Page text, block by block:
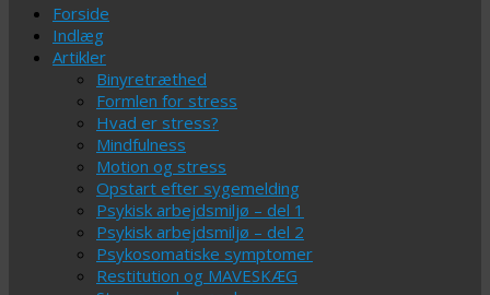
Videre
indhold
Forside
Indlæg
Artikler
Binyretræthed
Formlen for stress
Hvad er stress?
Mindfulness
Motion og stress
Opstart efter sygemelding
Psykisk arbejdsmiljø – del 1
Psykisk arbejdsmiljø – del 2
Psykosomatiske symptomer
Restitution og MAVESKÆG